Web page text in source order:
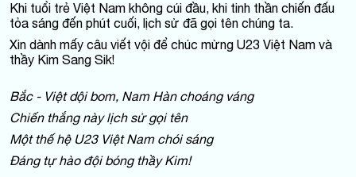
Khi tuổi trẻ Việt Nam không cúi đầu, khi tinh thần chiến đấu
tỏa sáng đến phút cuối, lịch sử đã gọi tên chúng ta.
Xin dành mấy câu viết vội để chúc mừng U23 Việt Nam và
thầy Kim Sang Sik!
Bắc - Việt dội bom, Nam Hàn choáng váng
Chiến thắng này lịch sử gọi tên
Một thế hệ U23 Việt Nam chói sáng
Đáng tự hào đội bóng thầy Kim!